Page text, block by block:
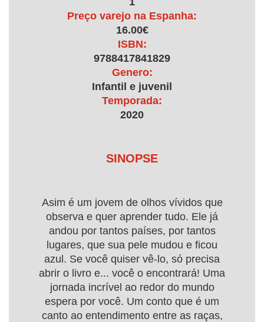
Preço varejo na Espanha:
16.00€
ISBN:
9788417841829
Genero:
Infantil e juvenil
Temporada:
2020
SINOPSE
Asim é um jovem de olhos vívidos que
observa e quer aprender tudo. Ele já
andou por tantos países, por tantos
lugares, que sua pele mudou e ficou
azul. Se você quiser vê-lo, só precisa
abrir o livro e... você o encontrará! Uma
jornada incrível ao redor do mundo
espera por você. Um conto que é um
canto ao entendimento entre as raças,